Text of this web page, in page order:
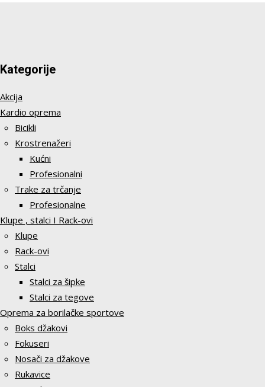
Kategorije
Akcija
Kardio oprema
Bicikli
Krostrenažeri
Kućni
Profesionalni
Trake za trčanje
Profesionalne
Klupe , stalci I Rack-ovi
Klupe
Rack-ovi
Stalci
Stalci za šipke
Stalci za tegove
Oprema za borilačke sportove
Boks džakovi
Fokuseri
Nosači za džakove
Rukavice